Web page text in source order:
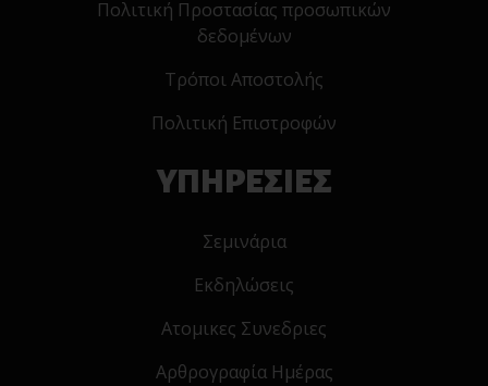
Πολιτική Προστασίας προσωπικών
δεδομένων
Τρόποι Αποστολής
Πολιτική Επιστροφών
ΥΠΗΡΕΣΙΕΣ
Σεμινάρια
Εκδηλώσεις
Ατομικες Συνεδριες
Αρθρογραφία Ημέρας